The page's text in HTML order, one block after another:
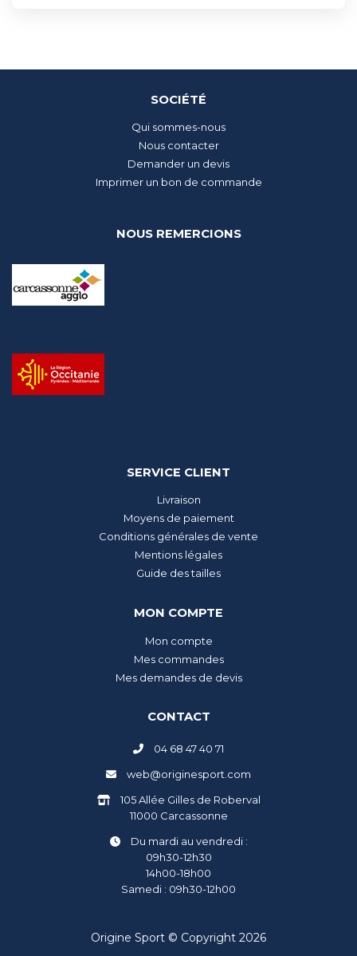
SOCIÉTÉ
Qui sommes-nous
Nous contacter
Demander un devis
Imprimer un bon de commande
NOUS REMERCIONS
SERVICE CLIENT
Livraison
Moyens de paiement
Conditions générales de vente
Mentions légales
Guide des tailles
MON COMPTE
Mon compte
Mes commandes
Mes demandes de devis
CONTACT
04 68 47 40 71
web@originesport.com
105 Allée Gilles de Roberval
11000 Carcassonne
Du mardi au vendredi :
09h30-12h30
14h00-18h00
Samedi : 09h30-12h00
Origine Sport © Copyright 2026